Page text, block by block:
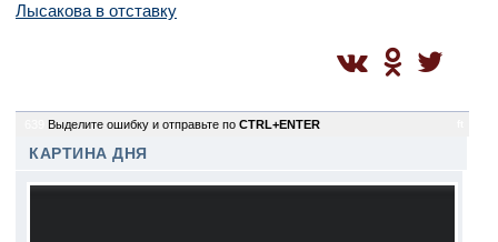
Лысакова в отставку
Выделите ошибку и отправьте по CTRL+ENTER
КАРТИНА ДНЯ